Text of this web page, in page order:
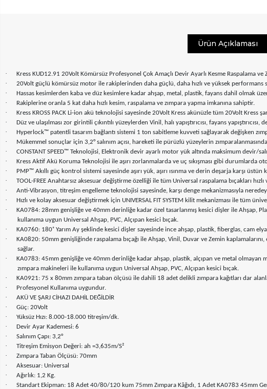
Ürün Açıklaması
· Kress KUD12.91 20Volt Kömürsüz Profesyonel Çok Amaçlı Devir Ayarlı Kesme Raspalama
· 20Volt güçlü kömürsüz motor ile rakiplerinden daha güçlü, daha hızlı ve yüksek performans
· Hassas kesimlerden kaba ve düz kesimlere kadar ahşap, metal, plastik, fayans dahil olmak
· Rakiplerine oranla 5 kat daha hızlı kesim, raspalama ve zımpara yapma imkanına sahiptir.
· Kress KROSS PACK Li-ion akü teknolojisi sayesinde 20Volt Kress akünüzle tüm 20Volt Kress
· Düz ve ulaşılması zor girintili çıkıntılı yüzeylerden Vinil, halı yapıştırıcısı, fayans
· Hyperlock™ patentli tasarım bağlantı sistemi 1 ton sabitleme kuvveti sağlayarak değişken
· Mükemmel sonuçlar için 3,2° salınım açısı, hareketi ile pürüzlü yüzeylerin
· CONSTANT SPEED™ Teknolojisi, Elektronik devir ayarlı motor yük altında maksimum devir/
· Kress Aktif Akü Koruma Teknolojisi ile aşırı zorlanmalarda ve uç sıkışması gibi durumlarda
· PMP™ Akıllı güç kontrol sistemi sayesinde aşırı yük, aşırı ısınma ve derin deşarja karşı üstün
· TOOL-FREE Anahtarsız aksesuar değiştirme özelliği ile tüm Universal raspalama bıçakları
· Anti-Vibrasyon, titreşim engelleme teknolojisi sayesinde, karşı denge mekanizmasıyla
· Hızlı ve kolay aksesuar değiştirmek için UNIVERSAL FIT SYSTEM kilit mekanizması ile tüm
·
KA0784: 28mm genişliğe ve 40mm derinliğe kadar özel tasarlanmış kesici dişler ile Ahşap,
kullanıma uygun Universal Ahşap, PVC, Alçıpan kesici bıçak.
· KA0760: 180˚ Yarım Ay şeklinde kesici dişler sayesinde ince ahşap, plastik, fiberglas, cam
·
KA0820: 50mm genişliğinde raspalama bıçağı ile Ahşap, Vinil, Duvar ve Zemin kaplamalarını,
sağlar.
·
KA0783: 45mm genişliğe ve 40mm derinliğe kadar ahşap, plastik, alçıpan ve metal
zımpara makineleri ile kullanıma uygun Universal Ahşap, PVC, Alçıpan kesici bıçak.
· KA0921: 75 x 80mm zımpara taban ölçüsü ile dahili 18 adet delikli zımpara kağıtları dar
· Profesyonel Kullanıma uygundur.
· AKÜ VE ŞARJ CİHAZI DAHİL DEĞİLDİR
· Güç: 20Volt
· Yüksüz Hızı: 8.000-18.000 titreşim/dk.
· Devir Ayar Kademesi: 6
· Salınım Çapı: 3,2°
· Titreşim Emisyon Değeri: ah =3,635m/S²
· Zımpara Taban Ölçüsü: 70mm
· Aksesuar: Universal
· Ağırlık: 1,2 Kg.
·
Standart Ekipman: 18 Adet 40/80/120 kum 75mm Zımpara Kâğıdı, 1 Adet KA0783 45mm